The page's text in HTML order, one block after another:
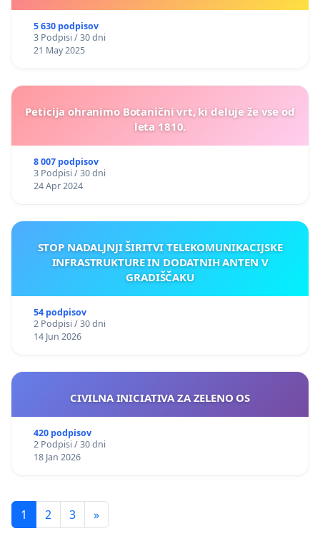
5 630 podpisov
3 Podpisi / 30 dni
21 May 2025
Peticija ohranimo Botanični vrt, ki deluje že vse od
leta 1810.
8 007 podpisov
3 Podpisi / 30 dni
24 Apr 2024
STOP NADALJNJI ŠIRITVI TELEKOMUNIKACIJSKE
INFRASTRUKTURE IN DODATNIH ANTEN V
GRADIŠČAKU
54 podpisov
2 Podpisi / 30 dni
14 Jun 2026
CIVILNA INICIATIVA ZA ZELENO OS
420 podpisov
2 Podpisi / 30 dni
18 Jan 2026
1 2 3 »